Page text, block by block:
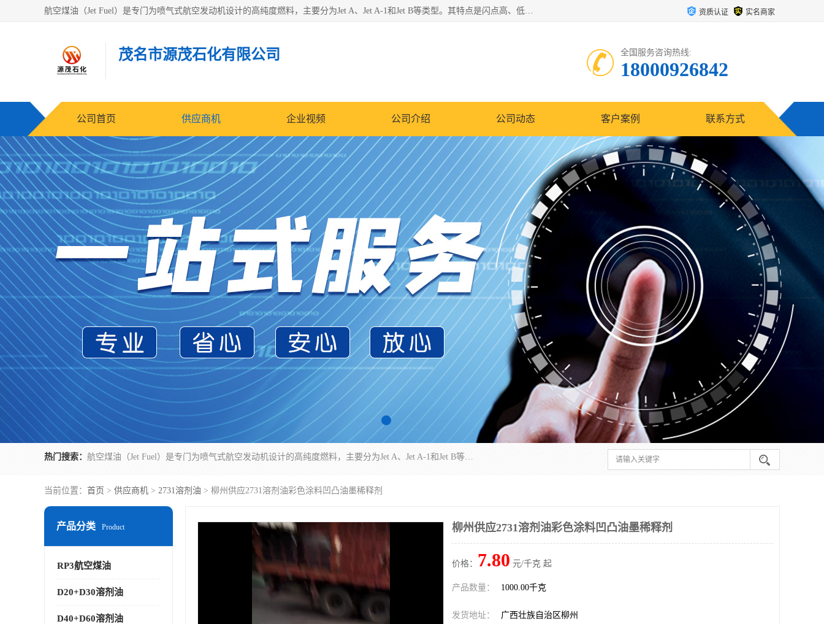
航空煤油（Jet Fuel）是专门为喷气式航空发动机设计的高纯度燃料，主要分为Jet A、Jet A-1和Jet B等类型。其特点是闪点高、低温流动性好，并添加了抗静电剂和抗氧化剂以确保飞行安全。航空煤油需 资质认证 实名商家
茂名市源茂石化有限公司 全国服务咨询热线:
18000926842
公司首页 供应商机 企业视频 公司介绍 公司动态 客户案例 联系方式
热门搜索： 航空煤油（Jet Fuel）是专门为喷气式航空发动机设计的高纯度燃料，主要分为Jet A、Jet A-1和Jet B等类型。其特点是闪点高、低温流动性好，并添加了抗静电剂和抗氧化剂以确保飞行安全。航空煤油需
当前位置： 首页 > 供应商机 > 2731溶剂油 > 柳州供应2731溶剂油彩色涂料凹凸油墨稀释剂
产品分类 Product
RP3航空煤油
D20+D30溶剂油
D40+D60溶剂油
柳州供应2731溶剂油彩色涂料凹凸油墨稀释剂
价格： 7.80 元/千克 起
产品数量： 1000.00千克
发货地址： 广西壮族自治区柳州